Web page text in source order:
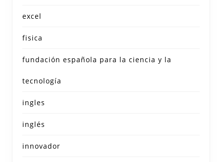
excel
fisica
fundación española para la ciencia y la
tecnología
ingles
inglés
innovador